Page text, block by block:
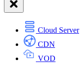
Cloud Server
CDN
VOD